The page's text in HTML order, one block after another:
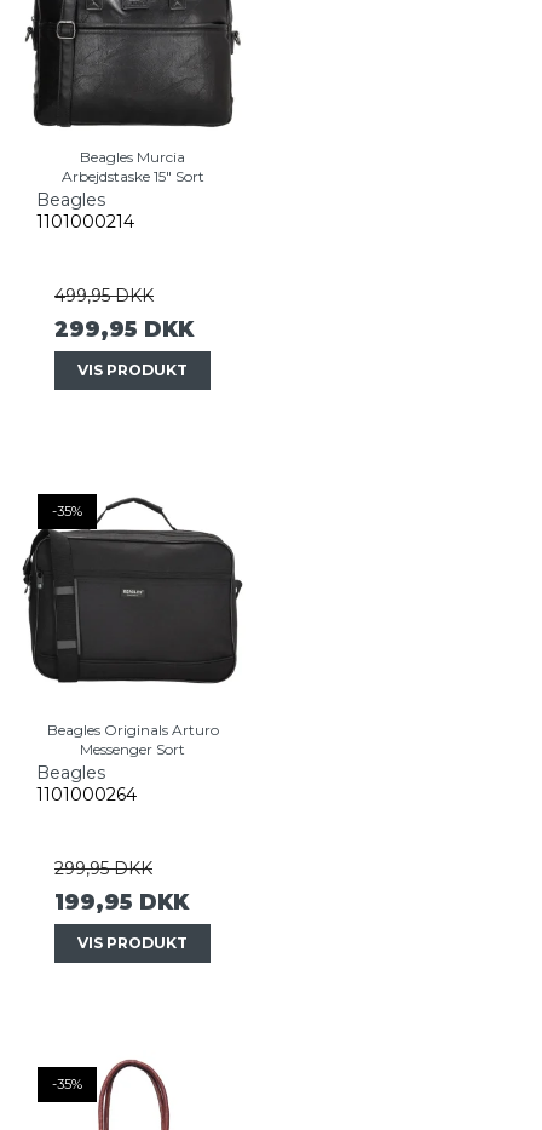
Beagles Murcia
Arbejdstaske 15" Sort
Beagles
1101000214
499,95 DKK
299,95 DKK
VIS PRODUKT
-35%
Beagles Originals Arturo
Messenger Sort
Beagles
1101000264
299,95 DKK
199,95 DKK
VIS PRODUKT
-35%